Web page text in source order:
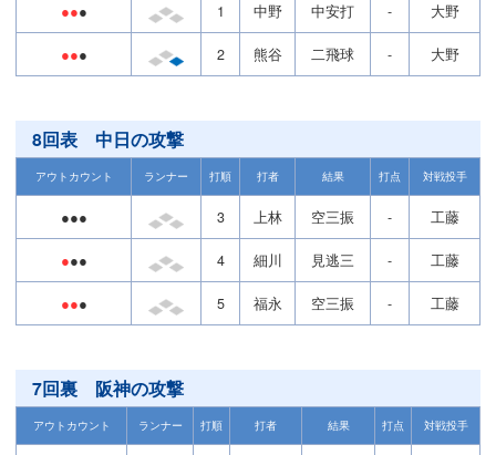
●●● 1 中野 中安打 - 大野
●●● 2 熊谷 二飛球 - 大野
8回表 中日の攻撃
アウトカウント ランナー 打順 打者 結果 打点 対戦投手
●●● 3 上林 空三振 - 工藤
●●● 4 細川 見逃三 - 工藤
●●● 5 福永 空三振 - 工藤
7回裏 阪神の攻撃
アウトカウント ランナー 打順 打者 結果 打点 対戦投手